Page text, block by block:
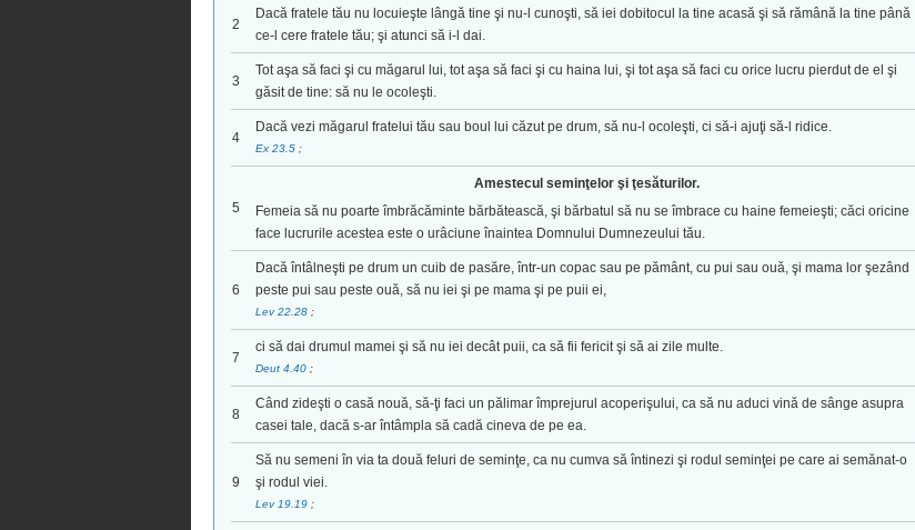
2
Dacă fratele tău nu locuieşte lângă tine şi nu-l cunoşti, să iei dobitocul la tine acasă şi să rămână la tine până
ce-l cere fratele tău; şi atunci să i-l dai.
3
Tot aşa să faci şi cu măgarul lui, tot aşa să faci şi cu haina lui, şi tot aşa să faci cu orice lucru pierdut de el şi
găsit de tine: să nu le ocoleşti.
4
Dacă vezi măgarul fratelui tău sau boul lui căzut pe drum, să nu-l ocoleşti, ci să-i ajuţi să-l ridice.
Ex 23.5 ;
5
Amestecul seminţelor şi ţesăturilor.
Femeia să nu poarte îmbrăcăminte bărbătească, şi bărbatul să nu se îmbrace cu haine femeieşti; căci oricine
face lucrurile acestea este o urâciune înaintea Domnului Dumnezeului tău.
6
Dacă întâlneşti pe drum un cuib de pasăre, într-un copac sau pe pământ, cu pui sau ouă, şi mama lor şezând
peste pui sau peste ouă, să nu iei şi pe mama şi pe puii ei,
Lev 22.28 ;
7
ci să dai drumul mamei şi să nu iei decât puii, ca să fii fericit şi să ai zile multe.
Deut 4.40 ;
8
Când zideşti o casă nouă, să-ţi faci un pălimar împrejurul acoperişului, ca să nu aduci vină de sânge asupra
casei tale, dacă s-ar întâmpla să cadă cineva de pe ea.
9
Să nu semeni în via ta două feluri de seminţe, ca nu cumva să întinezi şi rodul seminţei pe care ai semănat-o
şi rodul viei.
Lev 19.19 ;